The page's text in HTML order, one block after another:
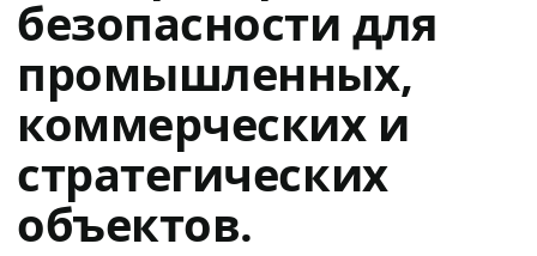
безопасности для
промышленных,
коммерческих и
стратегических
объектов.